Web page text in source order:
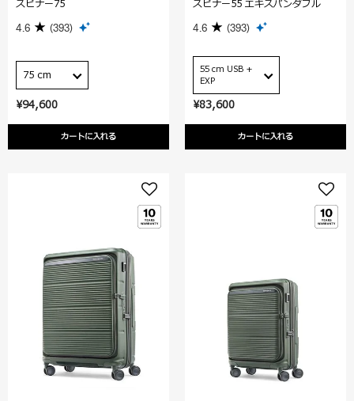
¥94,600
カートに入れる
スピナー75
4.6 (393)
75 cm
¥83,600
カートに入れる
スピナー55 エキスパンダブル
4.6 (393)
55 cm USB +
EXP